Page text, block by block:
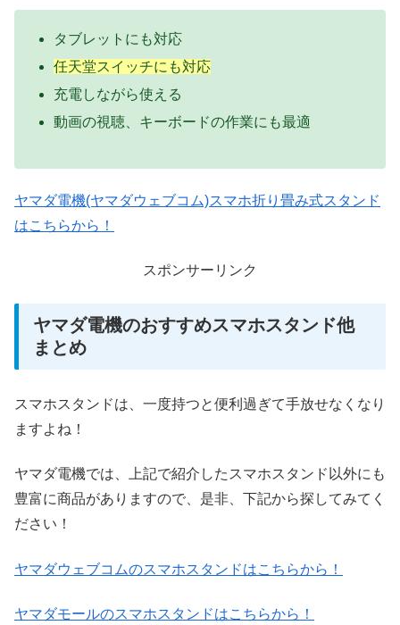
タブレットにも対応
任天堂スイッチにも対応
充電しながら使える
動画の視聴、キーボードの作業にも最適
ヤマダ電機(ヤマダウェブコム)スマホ折り畳み式スタンド
はこちらから！
スポンサーリンク
ヤマダ電機のおすすめスマホスタンド他
まとめ
スマホスタンドは、一度持つと便利過ぎて手放せなくなり
ますよね！
ヤマダ電機では、上記で紹介したスマホスタンド以外にも
豊富に商品がありますので、是非、下記から探してみてく
ださい！
ヤマダウェブコムのスマホスタンドはこちらから！
ヤマダモールのスマホスタンドはこちらから！